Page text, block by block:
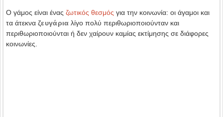
Ο γάμος είναι ένας ζωτικός θεσμός για την κοινωνία: οι άγαμοι και
τα άτεκνα ζευγάρια λίγο πολύ περιθωριοποιούνταν και
περιθωριοποιούνται ή δεν χαίρουν καμίας εκτίμησης σε διάφορες
κοινωνίες.